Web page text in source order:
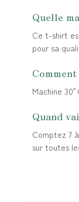
Quelle
Ce t-shirt
pour sa
Machine
Quand
Comptez 7
sur toutes